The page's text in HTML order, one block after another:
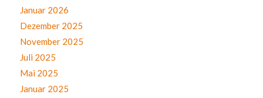
Januar 2026
Dezember 2025
November 2025
Juli 2025
Mai 2025
Januar 2025